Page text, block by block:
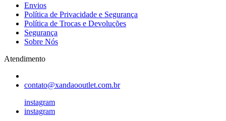
Envios
Política de Privacidade e Segurança
Política de Trocas e Devoluções
Segurança
Sobre Nós
Atendimento
contato@xandaooutlet.com.br
instagram
instagram